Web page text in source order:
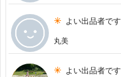
よい出品者です
丸美
よい出品者です